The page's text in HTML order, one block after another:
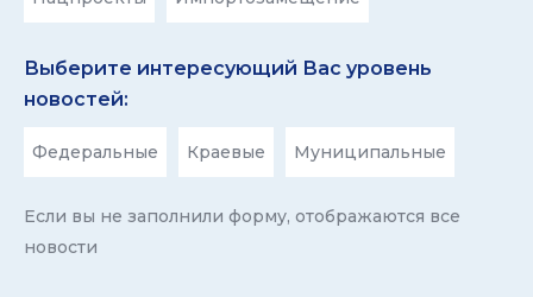
Выберите интересующий Вас уровень
новостей:
Федеральные Краевые Муниципальные
Если вы не заполнили форму, отображаются все
новости